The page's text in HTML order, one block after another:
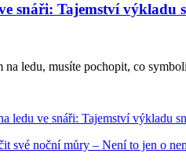
snáři: Tajemství výkladu
na ledu, musíte pochopit, co
ledu ve snáři: Tajemství výkladu